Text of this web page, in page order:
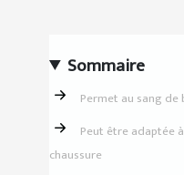
Sommaire
Permet au sang de
Peut être adaptée
chaussure